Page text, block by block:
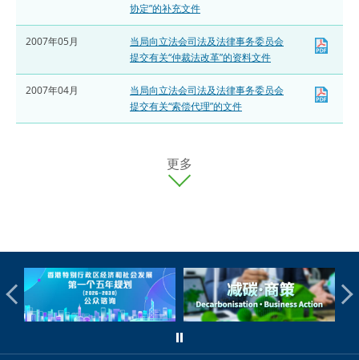
协定”的补充文件
2007年05月
当局向立法会司法及法律事务委员会
提交有关“仲裁法改革”的资料文件
2007年04月
当局向立法会司法及法律事务委员会
提交有关“索偿代理”的文件
更多